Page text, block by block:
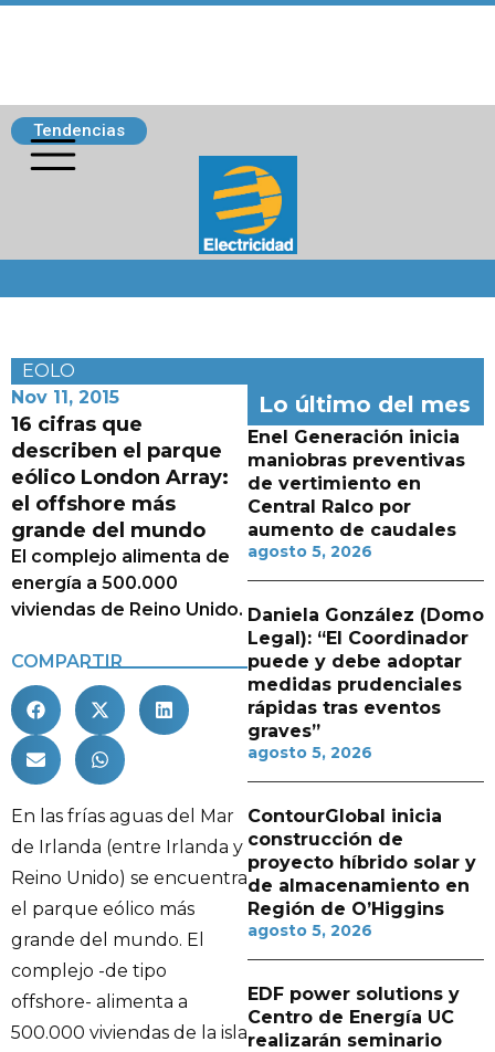
Tendencias
EOLO
Nov 11, 2015
16 cifras que
describen el parque
eólico London Array:
el offshore más
grande del mundo
El complejo alimenta de
energía a 500.000
viviendas de Reino Unido.
COMPARTIR
En las frías aguas del Mar
de Irlanda (entre Irlanda y
Reino Unido) se encuentra
el parque eólico más
grande del mundo. El
complejo -de tipo
offshore- alimenta a
500.000 viviendas de la isla
Lo último del mes
Enel Generación inicia
maniobras preventivas
de vertimiento en
Central Ralco por
aumento de caudales
agosto 5, 2026
Daniela González (Domo
Legal): “El Coordinador
puede y debe adoptar
medidas prudenciales
rápidas tras eventos
graves”
agosto 5, 2026
ContourGlobal inicia
construcción de
proyecto híbrido solar y
de almacenamiento en
Región de O’Higgins
agosto 5, 2026
EDF power solutions y
Centro de Energía UC
realizarán seminario